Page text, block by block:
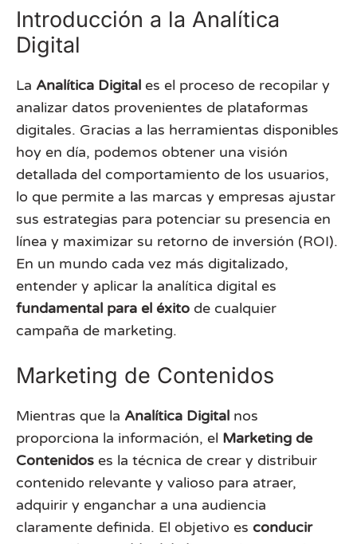
Introducción a la Analítica
Digital
La Analítica Digital es el proceso de recopilar y
analizar datos provenientes de plataformas
digitales. Gracias a las herramientas disponibles
hoy en día, podemos obtener una visión
detallada del comportamiento de los usuarios,
lo que permite a las marcas y empresas ajustar
sus estrategias para potenciar su presencia en
línea y maximizar su retorno de inversión (ROI).
En un mundo cada vez más digitalizado,
entender y aplicar la analítica digital es
fundamental para el éxito de cualquier
campaña de marketing.
Marketing de Contenidos
Mientras que la Analítica Digital nos
proporciona la información, el Marketing de
Contenidos es la técnica de crear y distribuir
contenido relevante y valioso para atraer,
adquirir y enganchar a una audiencia
claramente definida. El objetivo es conducir